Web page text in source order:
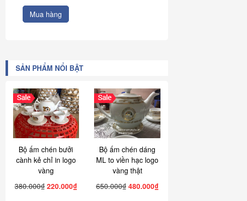
Mua hàng
SẢN PHẨM NỔI BẬT
Bộ ấm chén bưởi
cành kẻ chỉ in logo
vàng
380.000₫ 220.000₫
Bộ ấm chén dáng
ML to viền hạc logo
vàng thật
650.000₫ 480.000₫